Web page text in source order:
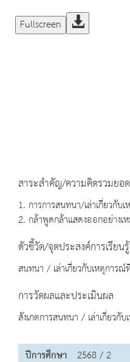
Fullscreen
สาระสำคัญ/ความคิดรวมยอด
1. การการสนทนา/เล่าเกี่ยวกั
2. กล้าพูดกล้าแสดงออกอย่างเ
ตัวชี้วัด/จุดประสงค์การเรียนรู้
สนทนา / เล่าเกี่ยวกับเหตุการณ์
การวัดผลและประเมินผล
สังเกตการสนทนา / เล่าเกี่ยวกั
ปีการศึกษา 2568 / 2